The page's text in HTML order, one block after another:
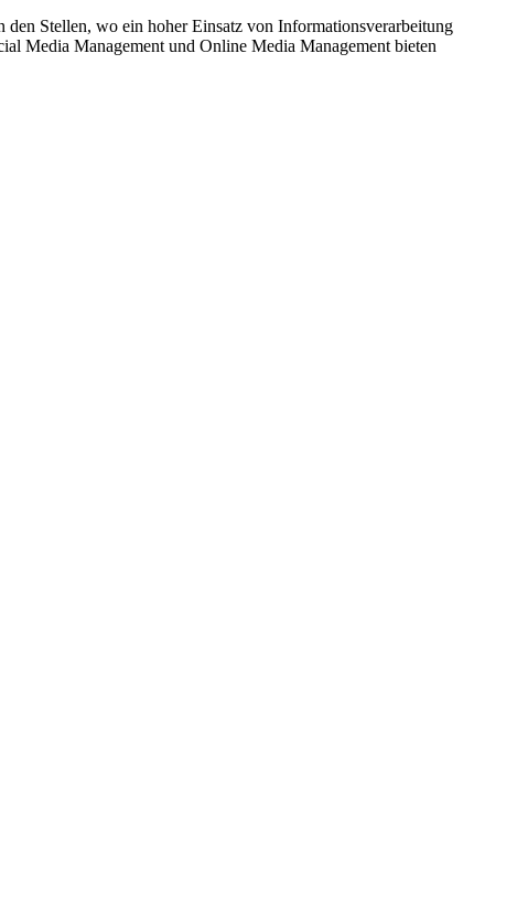
Stellen, wo ein hoher Einsatz von Informationsverarbeitung
Media Management und Online Media Management bieten